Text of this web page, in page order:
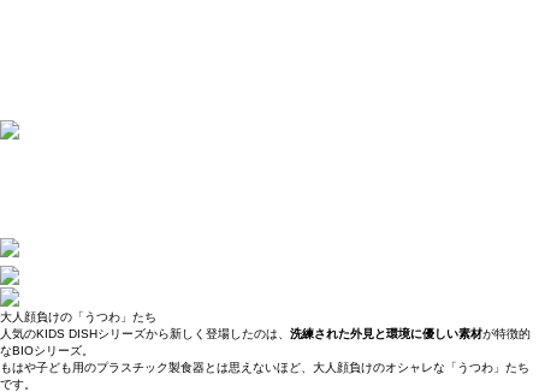
大人顔負けの「うつわ」たち
人気のKIDS DISHシリーズから新しく登場したのは、 洗練された外見と環境に優しい素材が特徴的
なBIOシリーズ。
もはや子ども用のプラスチック製食器とは思えないほど、大人顔負けのオシャレな「うつわ」たち
です。